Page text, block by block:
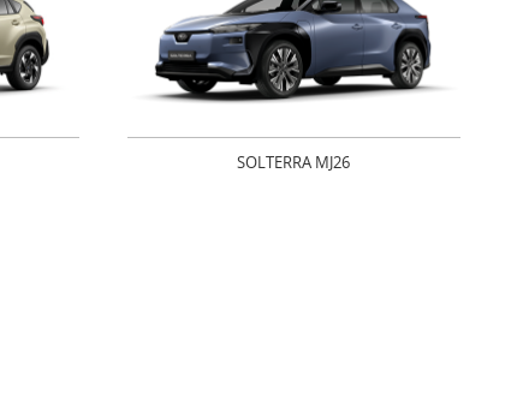
SOLTERRA MJ26